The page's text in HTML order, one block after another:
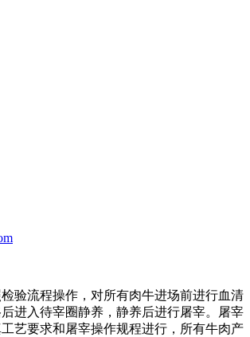
验流程操作，对所有肉牛进场前进行血清
进入待宰圈静养，静养后进行屠宰。屠宰
艺要求和屠宰操作规程进行，所有牛肉产